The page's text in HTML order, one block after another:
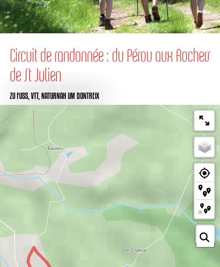
Circuit de randonnée : du Pérou aux Rochers
de St Julien
ZU FUSS,VTT,NATURNAH UM DONTREIX